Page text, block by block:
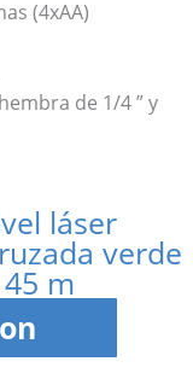
(4xAA)
de 1/4 ” y
láser
verde
m